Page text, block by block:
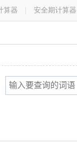
算器 安全期计算器